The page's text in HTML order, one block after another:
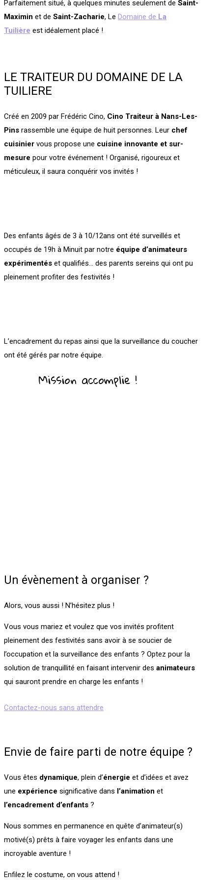
Parfaitement situé, à quelques minutes seulement de Saint-
Maximin et de Saint-Zacharie, Le Domaine de La
Tuilière est idéalement placé !
LE TRAITEUR DU DOMAINE DE LA
TUILIERE
Créé en 2009 par Frédéric Cino, Cino Traiteur à Nans-Les-
Pins rassemble une équipe de huit personnes. Leur chef
cuisinier vous propose une cuisine innovante et sur-
mesure pour votre événement ! Organisé, rigoureux et
méticuleux, il saura conquérir vos invités !
Des enfants âgés de 3 à 10/12ans ont été surveillés et
occupés de 19h à Minuit par notre équipe d’animateurs
expérimentés et qualifiés… des parents sereins qui ont pu
pleinement profiter des festivités !
L’encadrement du repas ainsi que la surveillance du coucher
ont été gérés par notre équipe.
Mission accomplie !
Un évènement à organiser ?
Alors, vous aussi ! N’hésitez plus !
Vous vous mariez et voulez que vos invités profitent
pleinement des festivités sans avoir à se soucier de
l’occupation et la surveillance des enfants ? Optez pour la
solution de tranquillité en faisant intervenir des animateurs
qui sauront prendre en charge les enfants !
Contactez-nous sans attendre
Envie de faire parti de notre équipe ?
Vous êtes dynamique, plein d’énergie et d’idées et avez
une expérience significative dans l’animation et
l’encadrement d’enfants ?
Nous sommes en permanence en quête d’animateur(s)
motivé(s) prêts à faire voyager les enfants dans une
incroyable aventure !
Enfilez le costume, on vous attend !